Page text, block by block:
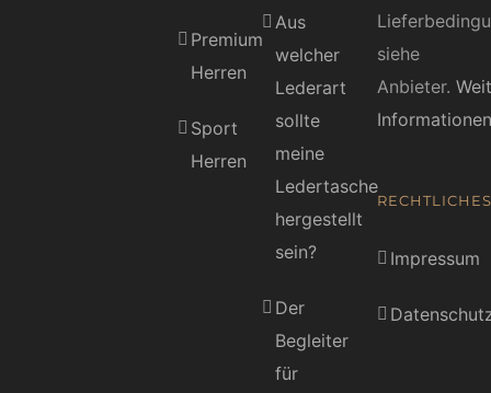
Premium
Herren
Sport
Herren
Aus
welcher
Lederart
sollte
meine
Ledertasche
hergestellt
sein?
Der
Begleiter
für
siehe
Anbieter.
Informationen
RECHTLICHES
Impressum